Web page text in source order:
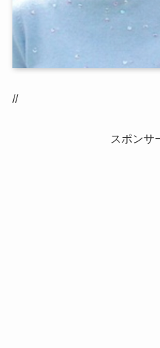
//
スポンサ